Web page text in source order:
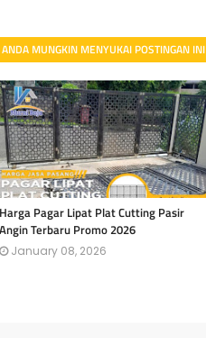
ANDA MUNGKIN MENYUKAI POSTINGAN INI
Harga Pagar Lipat Plat Cutting Pasir
Angin Terbaru Promo 2026
January 08, 2026